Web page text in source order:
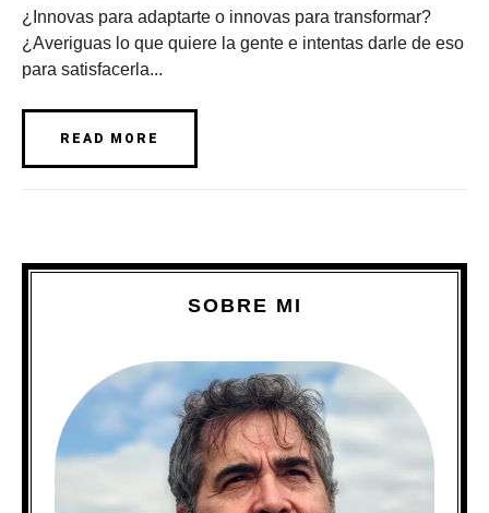
¿Innovas para adaptarte o innovas para transformar?
¿Averiguas lo que quiere la gente e intentas darle de eso
para satisfacerla...
READ MORE
SOBRE MI